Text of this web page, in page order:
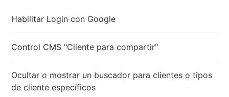
Habilitar Login con Google
Control CMS "Cliente para compartir"
Ocultar o mostrar un buscador para clientes o tipos
de cliente específicos